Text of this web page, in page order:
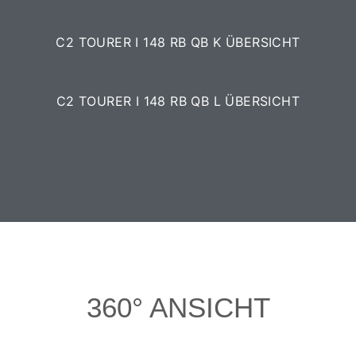
C2 TOURER I 148 RB QB K ÜBERSICHT
C2 TOURER I 148 RB QB L ÜBERSICHT
360° ANSICHT